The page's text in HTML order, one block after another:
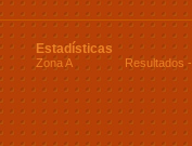
Estadísticas
Zona A Resultados